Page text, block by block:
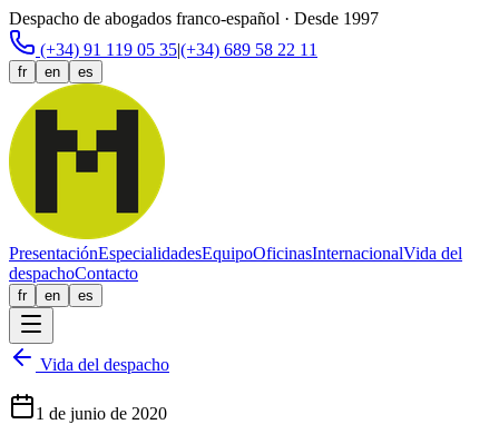
Despacho de abogados franco-español · Desde 1997
(+34) 91 119 05 35|(+34) 689 58 22 11
fr en es
PresentaciónEspecialidadesEquipoOficinasInternacionalVida del
despachoContacto
fr en es
Vida del despacho
1 de junio de 2020